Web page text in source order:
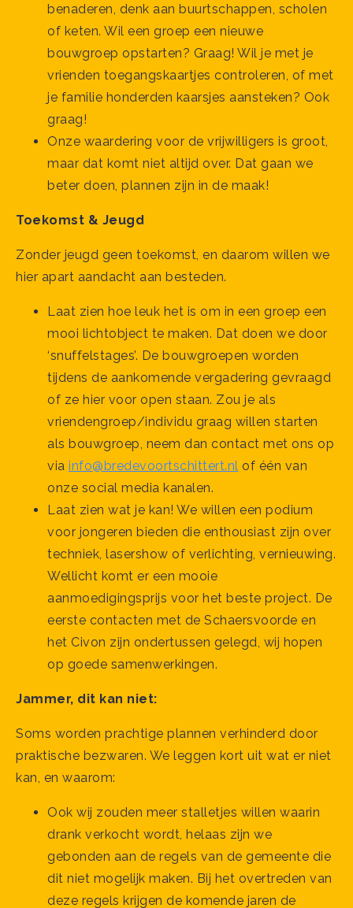
benaderen, denk aan buurtschappen, scholen
of keten. Wil een groep een nieuwe
bouwgroep opstarten? Graag! Wil je met je
vrienden toegangskaartjes controleren, of met
je familie honderden kaarsjes aansteken? Ook
graag!
Onze waardering voor de vrijwilligers is groot,
maar dat komt niet altijd over. Dat gaan we
beter doen, plannen zijn in de maak!
Toekomst & Jeugd
Zonder jeugd geen toekomst, en daarom willen we
hier apart aandacht aan besteden.
Laat zien hoe leuk het is om in een groep een
mooi lichtobject te maken. Dat doen we door
‘snuffelstages’. De bouwgroepen worden
tijdens de aankomende vergadering gevraagd
of ze hier voor open staan. Zou je als
vriendengroep/individu graag willen starten
als bouwgroep, neem dan contact met ons op
via info@bredevoortschittert.nl of één van
onze social media kanalen.
Laat zien wat je kan! We willen een podium
voor jongeren bieden die enthousiast zijn over
techniek, lasershow of verlichting, vernieuwing.
Wellicht komt er een mooie
aanmoedigingsprijs voor het beste project. De
eerste contacten met de Schaersvoorde en
het Civon zijn ondertussen gelegd, wij hopen
op goede samenwerkingen.
Jammer, dit kan niet:
Soms worden prachtige plannen verhinderd door
praktische bezwaren. We leggen kort uit wat er niet
kan, en waarom:
Ook wij zouden meer stalletjes willen waarin
drank verkocht wordt, helaas zijn we
gebonden aan de regels van de gemeente die
dit niet mogelijk maken. Bij het overtreden van
deze regels krijgen de komende jaren de